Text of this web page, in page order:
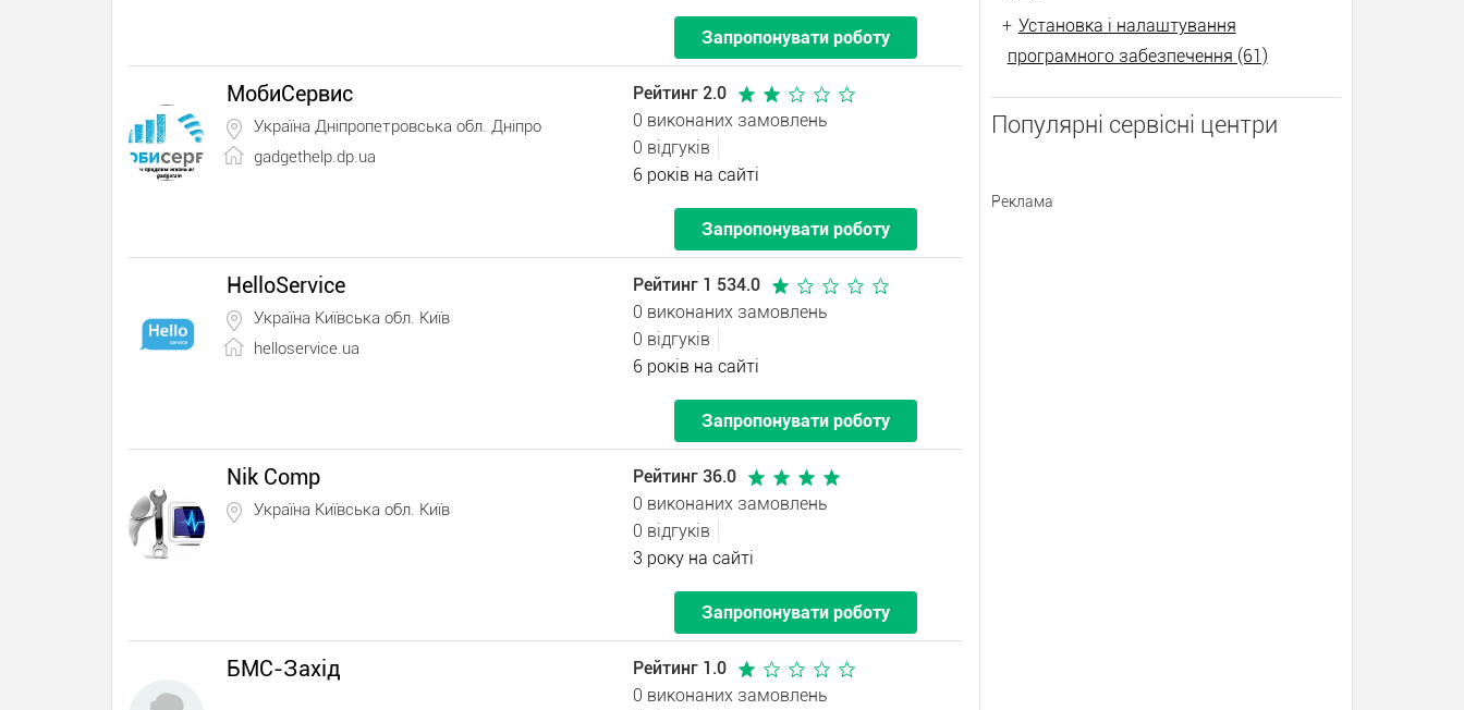
Запропонувати роботу
МобиСервис
Україна Дніпропетровська обл. Дніпро
gadgethelp.dp.ua
Рейтинг 2.0
0 виконаних замовлень
0 відгуків
6 років на сайті
Запропонувати роботу
HelloService
Україна Київська обл. Київ
helloservice.ua
Рейтинг 1 534.0
0 виконаних замовлень
0 відгуків
6 років на сайті
Запропонувати роботу
Nik Comp
Україна Київська обл. Київ
Рейтинг 36.0
0 виконаних замовлень
0 відгуків
3 року на сайті
Запропонувати роботу
БМС-Захід
Рейтинг 1.0
0 виконаних замовлень
+ Установка і налаштування
програмного забезпечення (61)
Популярні сервісні центри
Реклама